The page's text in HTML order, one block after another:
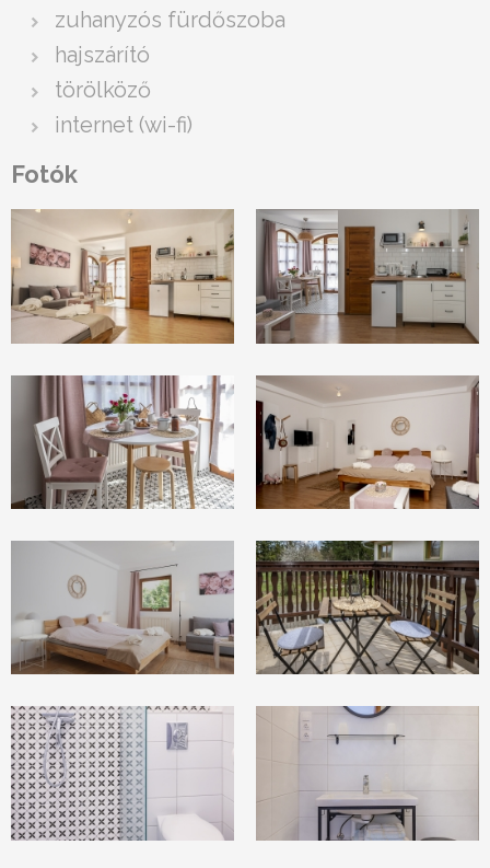
zuhanyzós fürdőszoba
hajszárító
törölköző
internet (wi-fi)
Fotók